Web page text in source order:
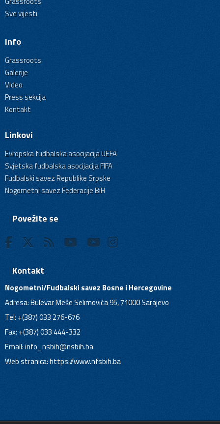
Sve vijesti
Info
Grassroots
Galerije
Video
Press sekcija
Kontakt
Linkovi
Evropska fudbalska asocijacija UEFA
Svjetska fudbalska asocijacija FIFA
Fudbalski savez Republike Srpske
Nogometni savez Federacije BiH
Povežite se
Kontakt
Nogometni/Fudbalski savez Bosne i Hercegovine
Adresa: Bulevar Meše Selimovića 95, 71000 Sarajevo
Tel: +(387) 033 276-676
Fax: +(387) 033 444-332
Email:info_nsbih@nsbih.ba
Web stranica: https://www.nfsbih.ba